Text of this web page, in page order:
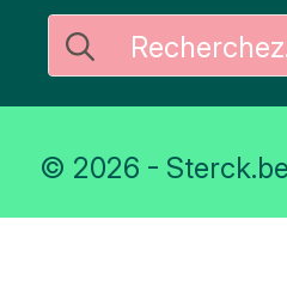
Rechercher
:
© 2026 -